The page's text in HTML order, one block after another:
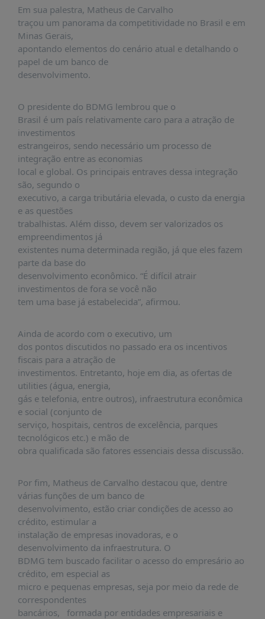
DADOS
FRENTE
PARLAMENTAR
SOBRE
FRENTE
MATERIAIS
INFORMAÇÕES
CURSOS
E
EVENTOS
INSCRIÇÕES
MATERIAIS
DISPONÍVEIS
PUBLICAÇÕES
REVISTA
RUMOS
ESTUDOS
NOTÍCIAS
PRÊMIO
ABDE-
PRÊMIO
ABDE
DE
SABER
+
CONTATO
Em sua palestra, Matheus de Carvalho
traçou um panorama da competitividade no Brasil e em
Minas Gerais,
apontando elementos do cenário atual e detalhando o
papel de um banco de
desenvolvimento.
O presidente do BDMG lembrou que o
Brasil é um país relativamente caro para a atração de
investimentos
estrangeiros, sendo necessário um processo de
integração entre as economias
local e global. Os principais entraves dessa integração
são, segundo o
executivo, a carga tributária elevada, o custo da energia
e as questões
trabalhistas. Além disso, devem ser valorizados os
empreendimentos já
existentes numa determinada região, já que eles fazem
parte da base do
desenvolvimento econômico. “É difícil atrair
investimentos de fora se você não
tem uma base já estabelecida”, afirmou.
Ainda de acordo com o executivo, um
dos pontos discutidos no passado era os incentivos
fiscais para a atração de
investimentos. Entretanto, hoje em dia, as ofertas de
utilities (água, energia,
gás e telefonia, entre outros), infraestrutura econômica
e social (conjunto de
serviço, hospitais, centros de excelência, parques
tecnológicos etc.) e mão de
obra qualificada são fatores essenciais dessa discussão.
Por fim, Matheus de Carvalho destacou que, dentre
várias funções de um banco de
desenvolvimento, estão criar condições de acesso ao
crédito, estimular a
instalação de empresas inovadoras, e o
desenvolvimento da infraestrutura. O
BDMG tem buscado facilitar o acesso do empresário ao
crédito, em especial as
micro e pequenas empresas, seja por meio da rede de
correspondentes
bancários, formada por entidades empresariais e